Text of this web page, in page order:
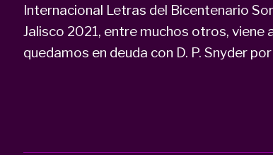
Internacional Letras del Bicentenario
Jalisco 2021, entre muchos otros,
quedamos en deuda con D. P. Snyder